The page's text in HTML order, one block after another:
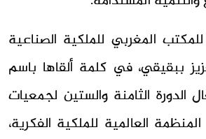
للمكتب المغربي للملكية الصناعية
ببقيقي، في كلمة ألقاها باسم
الدورة الثامنة والستين لجمعيات
العالمية للملكية الفكرية،